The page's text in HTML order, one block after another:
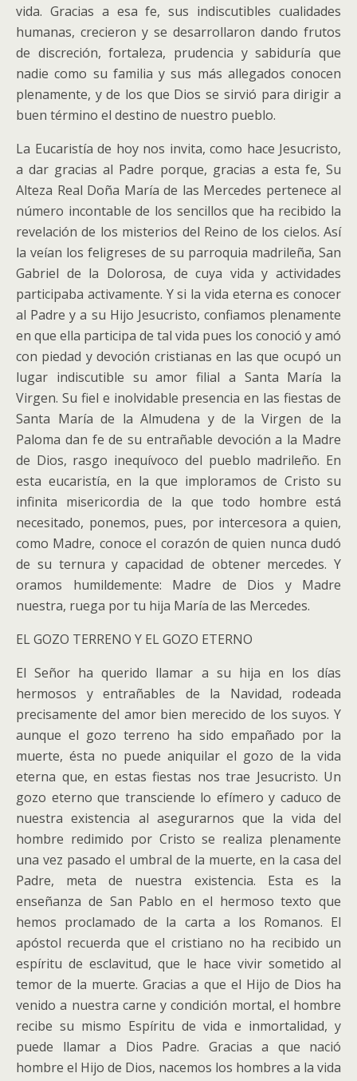
vida. Gracias a esa fe, sus indiscutibles cualidades
humanas, crecieron y se desarrollaron dando frutos
de discreción, fortaleza, prudencia y sabiduría que
nadie como su familia y sus más allegados conocen
plenamente, y de los que Dios se sirvió para dirigir a
buen término el destino de nuestro pueblo.
La Eucaristía de hoy nos invita, como hace Jesucristo,
a dar gracias al Padre porque, gracias a esta fe, Su
Alteza Real Doña María de las Mercedes pertenece al
número incontable de los sencillos que ha recibido la
revelación de los misterios del Reino de los cielos. Así
la veían los feligreses de su parroquia madrileña, San
Gabriel de la Dolorosa, de cuya vida y actividades
participaba activamente. Y si la vida eterna es conocer
al Padre y a su Hijo Jesucristo, confiamos plenamente
en que ella participa de tal vida pues los conoció y amó
con piedad y devoción cristianas en las que ocupó un
lugar indiscutible su amor filial a Santa María la
Virgen. Su fiel e inolvidable presencia en las fiestas de
Santa María de la Almudena y de la Virgen de la
Paloma dan fe de su entrañable devoción a la Madre
de Dios, rasgo inequívoco del pueblo madrileño. En
esta eucaristía, en la que imploramos de Cristo su
infinita misericordia de la que todo hombre está
necesitado, ponemos, pues, por intercesora a quien,
como Madre, conoce el corazón de quien nunca dudó
de su ternura y capacidad de obtener mercedes. Y
oramos humildemente: Madre de Dios y Madre
nuestra, ruega por tu hija María de las Mercedes.
EL GOZO TERRENO Y EL GOZO ETERNO
El Señor ha querido llamar a su hija en los días
hermosos y entrañables de la Navidad, rodeada
precisamente del amor bien merecido de los suyos. Y
aunque el gozo terreno ha sido empañado por la
muerte, ésta no puede aniquilar el gozo de la vida
eterna que, en estas fiestas nos trae Jesucristo. Un
gozo eterno que transciende lo efímero y caduco de
nuestra existencia al asegurarnos que la vida del
hombre redimido por Cristo se realiza plenamente
una vez pasado el umbral de la muerte, en la casa del
Padre, meta de nuestra existencia. Esta es la
enseñanza de San Pablo en el hermoso texto que
hemos proclamado de la carta a los Romanos. El
apóstol recuerda que el cristiano no ha recibido un
espíritu de esclavitud, que le hace vivir sometido al
temor de la muerte. Gracias a que el Hijo de Dios ha
venido a nuestra carne y condición mortal, el hombre
recibe su mismo Espíritu de vida e inmortalidad, y
puede llamar a Dios Padre. Gracias a que nació
hombre el Hijo de Dios, nacemos los hombres a la vida